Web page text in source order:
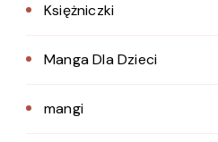
Księżniczki
Manga Dla Dzieci
mangi